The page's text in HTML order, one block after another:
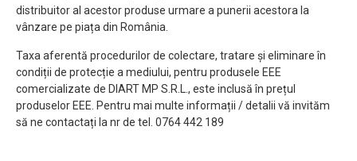
distribuitor al acestor produse urmare a punerii acestora la
vânzare pe piața din România.
Taxa aferentă procedurilor de colectare, tratare și eliminare în
condiții de protecție a mediului, pentru produsele EEE
comercializate de DIART MP S.R.L., este inclusă în prețul
produselor EEE. Pentru mai multe informații / detalii vă invităm
să ne contactați la nr de tel. 0764 442 189